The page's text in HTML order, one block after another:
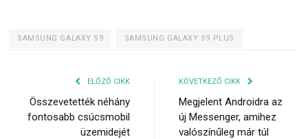
SAMSUNG GALAXY S9 SAMSUNG GALAXY S9 PLUS
ELŐZŐ CIKK
Összevetették néhány
fontosabb csúcsmobil
üzemidejét
KÖVETKEZŐ CIKK
Megjelent Androidra az
új Messenger, amihez
valószínűleg már túl